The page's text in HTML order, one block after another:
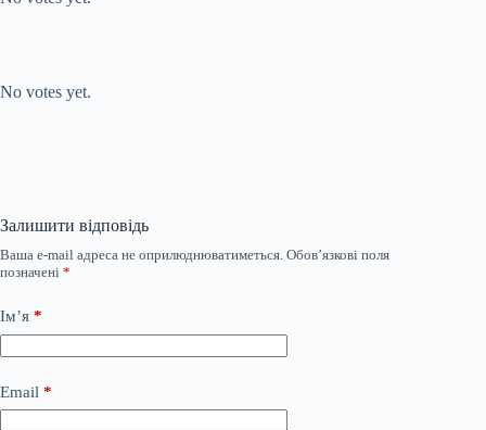
No votes yet.
Залишити відповідь
Ваша e-mail адреса не оприлюднюватиметься. Обов’язкові поля
позначені *
Ім’я *
Email *